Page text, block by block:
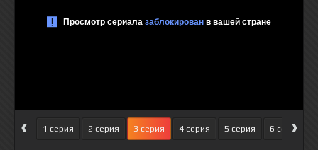
‹ 1 серия 2 серия 3 серия 4 серия 5 серия 6 серия
›